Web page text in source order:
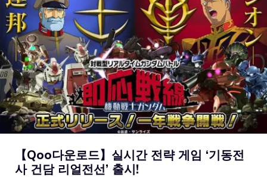
【Qoo다운로드】실시간 전략 게임 ‘기동전
사 건담 리얼전선’ 출시!